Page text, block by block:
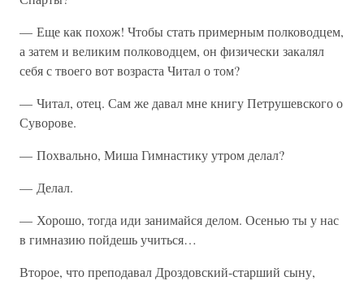
— Еще как похож! Чтобы стать примерным полководцем,
а затем и великим полководцем, он физически закалял
себя с твоего вот возраста Читал о том?
— Читал, отец. Сам же давал мне книгу Петрушевского о
Суворове.
— Похвально, Миша Гимнастику утром делал?
— Делал.
— Хорошо, тогда иди занимайся делом. Осенью ты у нас
в гимназию пойдешь учиться…
Второе, что преподавал Дроздовский-старший сыну,